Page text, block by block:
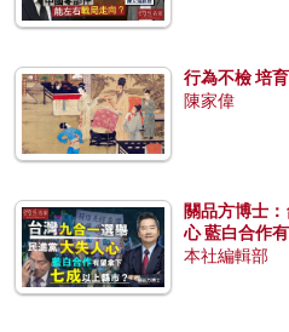
行為不檢 培
陳家偉
關品方博士
心 藍白合作
本社編輯部